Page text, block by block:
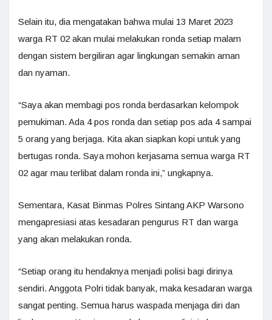
Selain itu, dia mengatakan bahwa mulai 13 Maret 2023
warga RT 02 akan mulai melakukan ronda setiap malam
dengan sistem bergiliran agar lingkungan semakin aman
dan nyaman.
“Saya akan membagi pos ronda berdasarkan kelompok
pemukiman. Ada 4 pos ronda dan setiap pos ada 4 sampai
5 orang yang berjaga. Kita akan siapkan kopi untuk yang
bertugas ronda. Saya mohon kerjasama semua warga RT
02 agar mau terlibat dalam ronda ini,” ungkapnya.
Sementara, Kasat Binmas Polres Sintang AKP Warsono
mengapresiasi atas kesadaran pengurus RT dan warga
yang akan melakukan ronda.
“Setiap orang itu hendaknya menjadi polisi bagi dirinya
sendiri. Anggota Polri tidak banyak, maka kesadaran warga
sangat penting. Semua harus waspada menjaga diri dan